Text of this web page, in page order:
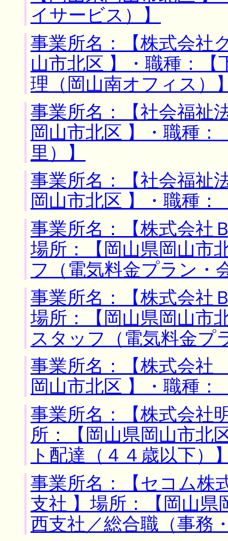
イサービス）】
事業所名：【株式会社
山市北区 】・職種：【
理（岡山南オフィス）
事業所名：【社会福祉
岡山市北区 】・職種
里）】
事業所名：【社会福祉
岡山市北区 】・職種
事業所名：【株式会社
場所：【岡山県岡山市
フ（電気料金プラン・
事業所名：【株式会社
場所：【岡山県岡山市
スタッフ（電気料金プ
事業所名：【株式会社
岡山市北区 】・職種：
事業所名：【株式会社
所：【岡山県岡山市北
ト配達（４４歳以下）
事業所名：【セコム
支社 】場所：【岡山県
西支社／総合職（事務